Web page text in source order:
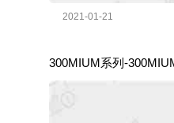
2021-01-21
300MIUM系列-